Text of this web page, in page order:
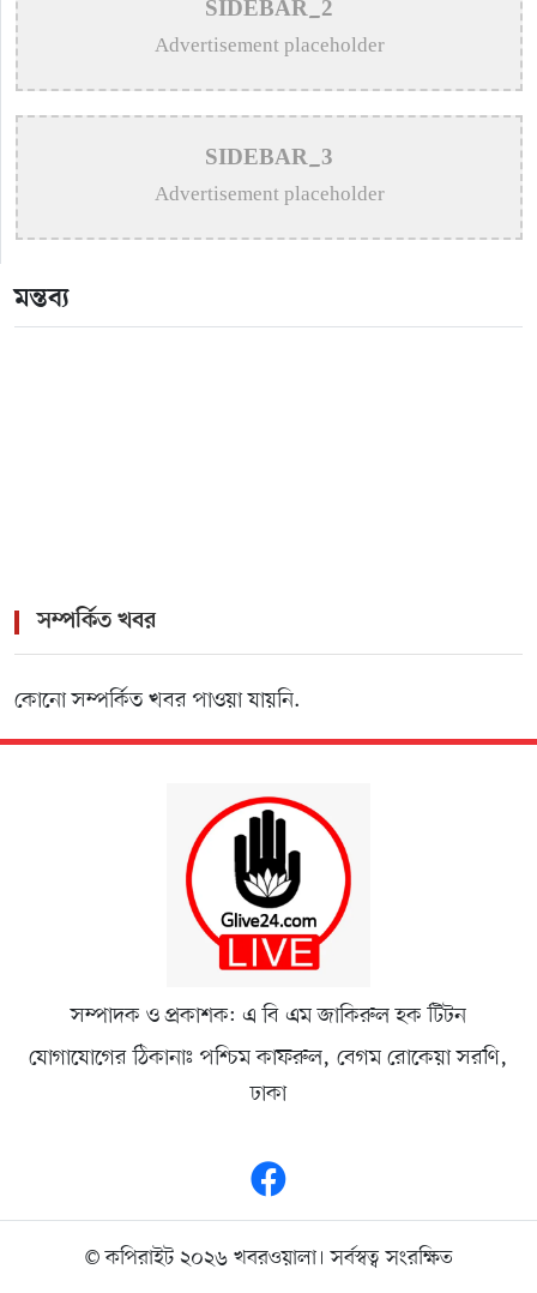
>
কোটি টাকার সড়কের বিটুমিন-পাথর উঠছে এক মাসেই
>
নেতিবাচক কর্মকান্ড থেকে তরুণ সমাজকে দূরে রাখতে
খেলাধুলার বিকল্প নেই : প্রকৌশলী জাকির সরকার
>মাকে বাঁচাতে ইবি শিক্ষার্থী রাজ্জাকের আকুল আবেদন
SIDEBAR_2
Advertisement placeholder
SIDEBAR_3
Advertisement placeholder
মন্তব্য
সম্পর্কিত খবর
কোনো সম্পর্কিত খবর পাওয়া যায়নি.
সম্পাদক ও প্রকাশক: এ বি এম জাকিরুল হক টিটন
যোগাযোগের ঠিকানাঃ পশ্চিম কাফরুল, বেগম রোকেয়া সরণি,
ঢাকা
© কপিরাইট ২০২৬ খবরওয়ালা। সর্বস্বত্ব সংরক্ষিত